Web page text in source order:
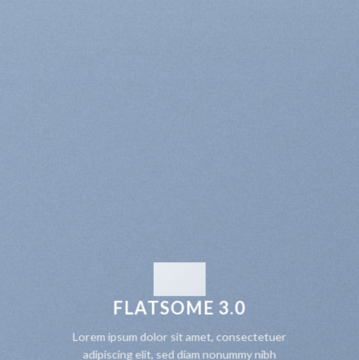
FLATSOME 3.0
Lorem ipsum dolor sit amet, consectetuer
adipiscing elit, sed diam nonummy nibh